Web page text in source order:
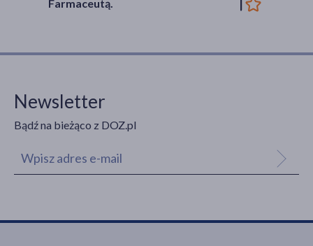
Farmaceutą.
Newsletter
Bądź na bieżąco z DOZ.pl